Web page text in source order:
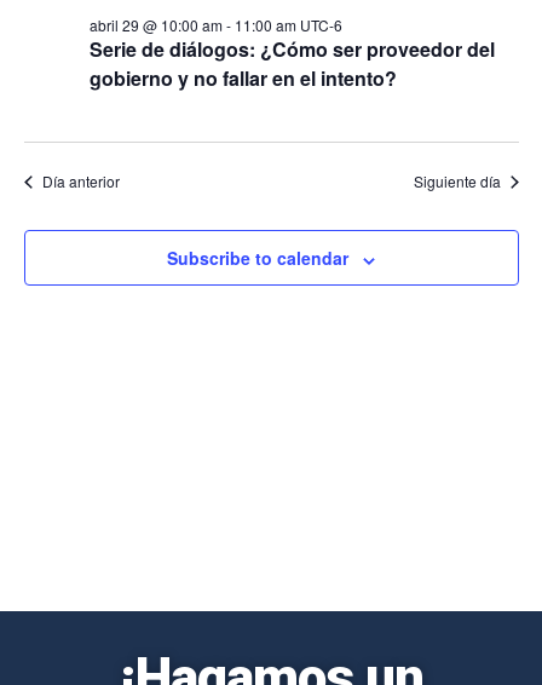
Serie de diálogos: ¿Cómo ser proveedor del
gobierno y no fallar en el intento?
abril 29 @ 10:00 am- 11:00 am UTC-6
Día anterior Siguiente día
Subscribe to calendar